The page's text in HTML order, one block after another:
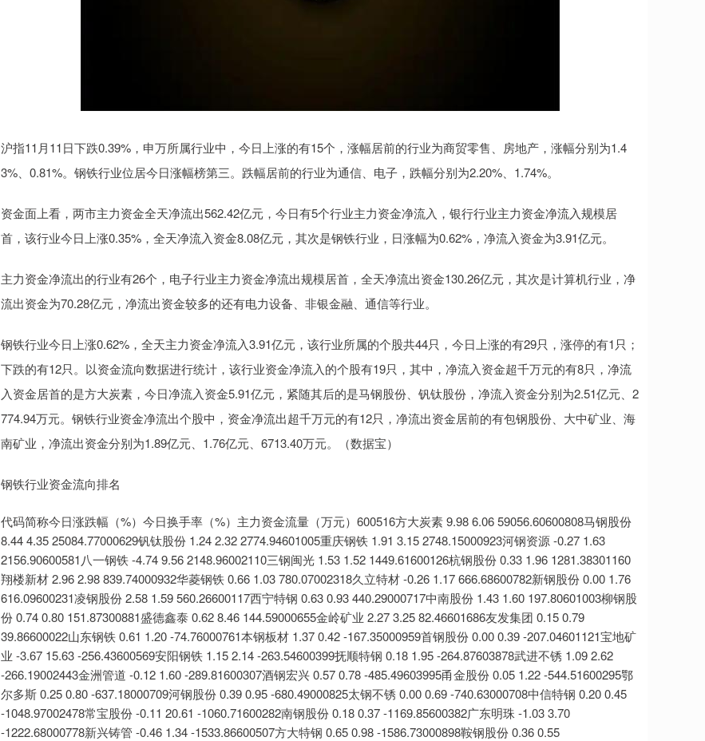
沪指11月11日下跌0.39%，申万所属行业中，今日上涨的有15个，涨幅居前的行业为商贸零售、房地产，涨幅分别为1.4
3%、0.81%。钢铁行业位居今日涨幅榜第三。跌幅居前的行业为通信、电子，跌幅分别为2.20%、1.74%。
资金面上看，两市主力资金全天净流出562.42亿元，今日有5个行业主力资金净流入，银行行业主力资金净流入规模居
首，该行业今日上涨0.35%，全天净流入资金8.08亿元，其次是钢铁行业，日涨幅为0.62%，净流入资金为3.91亿元。
主力资金净流出的行业有26个，电子行业主力资金净流出规模居首，全天净流出资金130.26亿元，其次是计算机行业，净
流出资金为70.28亿元，净流出资金较多的还有电力设备、非银金融、通信等行业。
钢铁行业今日上涨0.62%，全天主力资金净流入3.91亿元，该行业所属的个股共44只，今日上涨的有29只，涨停的有1只；
下跌的有12只。以资金流向数据进行统计，该行业资金净流入的个股有19只，其中，净流入资金超千万元的有8只，净流
入资金居首的是方大炭素，今日净流入资金5.91亿元，紧随其后的是马钢股份、钒钛股份，净流入资金分别为2.51亿元、2
774.94万元。钢铁行业资金净流出个股中，资金净流出超千万元的有12只，净流出资金居前的有包钢股份、大中矿业、海
南矿业，净流出资金分别为1.89亿元、1.76亿元、6713.40万元。（数据宝）
钢铁行业资金流向排名
代码简称今日涨跌幅（%）今日换手率（%）主力资金流量（万元）600516方大炭素 9.98 6.06 59056.60600808马钢股份
8.44 4.35 25084.77000629钒钛股份 1.24 2.32 2774.94601005重庆钢铁 1.91 3.15 2748.15000923河钢资源 -0.27 1.63
2156.90600581八一钢铁 -4.74 9.56 2148.96002110三钢闽光 1.53 1.52 1449.61600126杭钢股份 0.33 1.96 1281.38301160
翔楼新材 2.96 2.98 839.74000932华菱钢铁 0.66 1.03 780.07002318久立特材 -0.26 1.17 666.68600782新钢股份 0.00 1.76
616.09600231凌钢股份 2.58 1.59 560.26600117西宁特钢 0.63 0.93 440.29000717中南股份 1.43 1.60 197.80601003柳钢股
份 0.74 0.80 151.87300881盛德鑫泰 0.62 8.46 144.59000655金岭矿业 2.27 3.25 82.46601686友发集团 0.15 0.79
39.86600022山东钢铁 0.61 1.20 -74.76000761本钢板材 1.37 0.42 -167.35000959首钢股份 0.00 0.39 -207.04601121宝地矿
业 -3.67 15.63 -256.43600569安阳钢铁 1.15 2.14 -263.54600399抚顺特钢 0.18 1.95 -264.87603878武进不锈 1.09 2.62
-266.19002443金洲管道 -0.12 1.60 -289.81600307酒钢宏兴 0.57 0.78 -485.49603995甬金股份 0.05 1.22 -544.51600295鄂
尔多斯 0.25 0.80 -637.18000709河钢股份 0.39 0.95 -680.49000825太钢不锈 0.00 0.69 -740.63000708中信特钢 0.20 0.45
-1048.97002478常宝股份 -0.11 20.61 -1060.71600282南钢股份 0.18 0.37 -1169.85600382广东明珠 -1.03 3.70
-1222.68000778新兴铸管 -0.46 1.34 -1533.86600507方大特钢 0.65 0.98 -1586.73000898鞍钢股份 0.36 0.55